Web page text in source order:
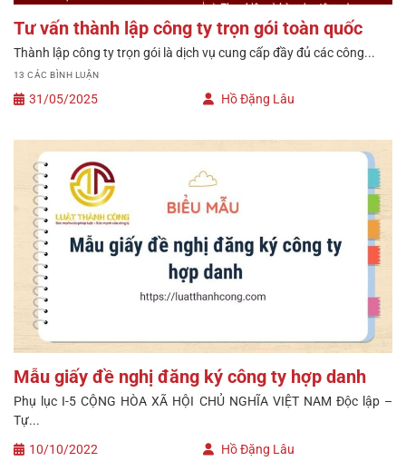
Tư vấn thành lập công ty trọn gói toàn quốc
Thành lập công ty trọn gói là dịch vụ cung cấp đầy đủ các công...
13 CÁC BÌNH LUẬN
31/05/2025 Hồ Đặng Lâu
Mẫu giấy đề nghị đăng ký công ty hợp danh
Phụ lục I-5 CỘNG HÒA XÃ HỘI CHỦ NGHĨA VIỆT NAM Độc lập –
Tự...
10/10/2022 Hồ Đặng Lâu